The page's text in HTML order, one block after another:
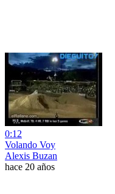
0:12
Volando Voy
Alexis Buzan
hace 20 años